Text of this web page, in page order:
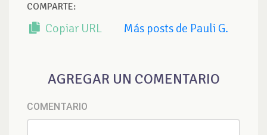
COMPARTE:
Copiar URL Más posts de Pauli G.
AGREGAR UN COMENTARIO
COMENTARIO